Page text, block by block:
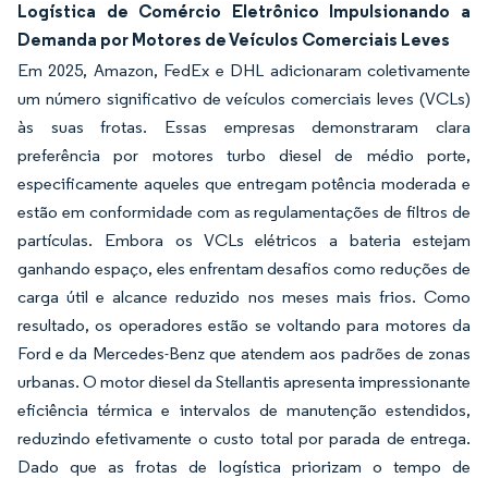
Logística de Comércio Eletrônico Impulsionando a
Demanda por Motores de Veículos Comerciais Leves
Em 2025, Amazon, FedEx e DHL adicionaram coletivamente
um número significativo de veículos comerciais leves (VCLs)
às suas frotas. Essas empresas demonstraram clara
preferência por motores turbo diesel de médio porte,
especificamente aqueles que entregam potência moderada e
estão em conformidade com as regulamentações de filtros de
partículas. Embora os VCLs elétricos a bateria estejam
ganhando espaço, eles enfrentam desafios como reduções de
carga útil e alcance reduzido nos meses mais frios. Como
resultado, os operadores estão se voltando para motores da
Ford e da Mercedes-Benz que atendem aos padrões de zonas
urbanas. O motor diesel da Stellantis apresenta impressionante
eficiência térmica e intervalos de manutenção estendidos,
reduzindo efetivamente o custo total por parada de entrega.
Dado que as frotas de logística priorizam o tempo de